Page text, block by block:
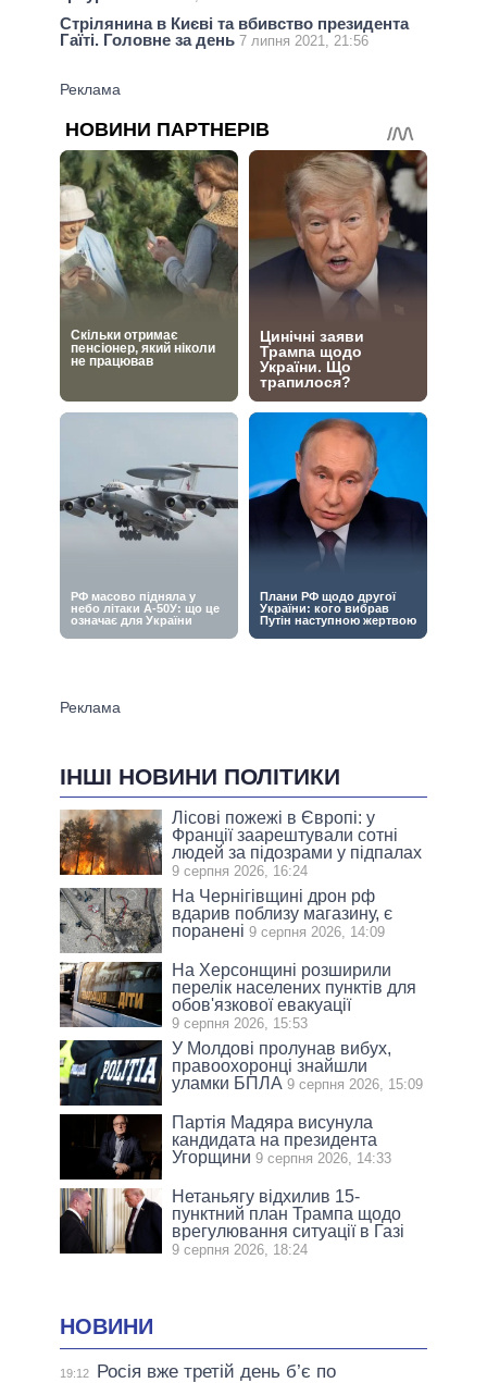
Стрілянина в Києві та вбивство президента
Гаїті. Головне за день 7 липня 2021, 21:56
ІНШІ НОВИНИ ПОЛІТИКИ
Лісові пожежі в Європі: у
Франції заарештували сотні
людей за підозрами у підпалах
9 серпня 2026, 16:24
На Чернігівщині дрон рф
вдарив поблизу магазину, є
поранені 9 серпня 2026, 14:09
На Херсонщині розширили
перелік населених пунктів для
обов'язкової евакуації
9 серпня 2026, 15:53
У Молдові пролунав вибух,
правоохоронці знайшли
уламки БПЛА 9 серпня 2026, 15:09
Партія Мадяра висунула
кандидата на президента
Угорщини 9 серпня 2026, 14:33
Нетаньягу відхилив 15-
пунктний план Трампа щодо
врегулювання ситуації в Газі
9 серпня 2026, 18:24
НОВИНИ
19:12
Росія вже третій день б’є по